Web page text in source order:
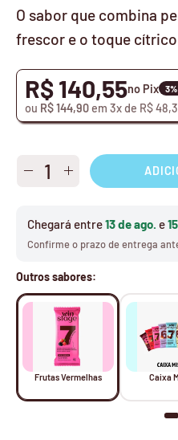
O sabor que combina
frescor e o toque
R$ 140,55no Pix
ou R$ 144,90em 3x de R$
Quantidade
DiminuirAumentar
quantidade
Chegará entre13 de ago. e
Confirme o prazo de entrega
Outros sabores:
Frutas Vermelhas Caixa